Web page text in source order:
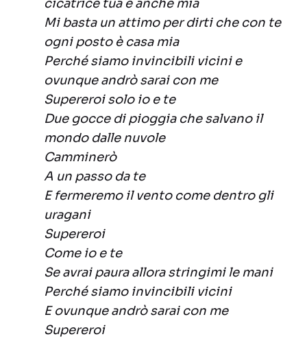
cicatrice tua è anche mia
Mi basta un attimo per dirti che con te
ogni posto è casa mia
Perché siamo invincibili vicini e
ovunque andrò sarai con me
Supereroi solo io e te
Due gocce di pioggia che salvano il
mondo dalle nuvole
Camminerò
A un passo da te
E fermeremo il vento come dentro gli
uragani
Supereroi
Come io e te
Se avrai paura allora stringimi le mani
Perché siamo invincibili vicini
E ovunque andrò sarai con me
Supereroi